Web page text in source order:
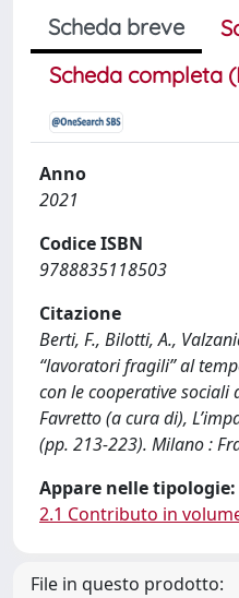
Scheda breve
Scheda completa
Anno
2021
Codice ISBN
9788835118503
Citazione
Berti, F., Bilotti, A.,
“lavoratori fragili” al
con le cooperative sociali
Favretto (a cura di),
(pp. 213-223). Milano :
Appare nelle tipologie:
2.1 Contributo in
File in questo prodotto: